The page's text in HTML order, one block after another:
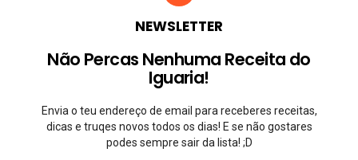
NEWSLETTER
Não Percas Nenhuma Receita do
Iguaria!
Envia o teu endereço de email para receberes receitas,
dicas e truqes novos todos os dias! E se não gostares
podes sempre sair da lista! ;D